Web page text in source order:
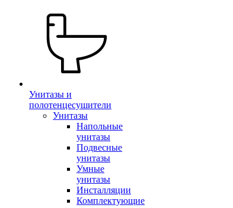
Унитазы и
полотенцесушители
Унитазы
Напольные
унитазы
Подвесные
унитазы
Умные
унитазы
Инсталляции
Комплектующие